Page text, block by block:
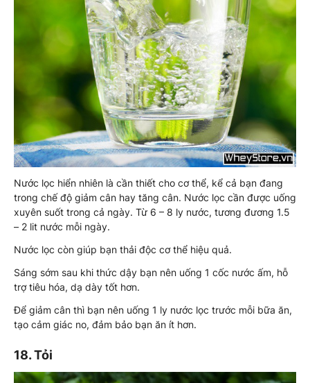
Nước lọc hiển nhiên là cần thiết cho cơ thể, kể cả bạn đang
trong chế độ giảm cân hay tăng cân. Nước lọc cần được uống
xuyên suốt trong cả ngày. Từ 6 – 8 ly nước, tương đương 1.5
– 2 lit nước mỗi ngày.
Nước lọc còn giúp bạn thải độc cơ thể hiệu quả.
Sáng sớm sau khi thức dậy bạn nên uống 1 cốc nước ấm, hỗ
trợ tiêu hóa, dạ dày tốt hơn.
Để giảm cân thì bạn nên uống 1 ly nước lọc trước mỗi bữa ăn,
tạo cảm giác no, đảm bảo bạn ăn ít hơn.
18. Tỏi